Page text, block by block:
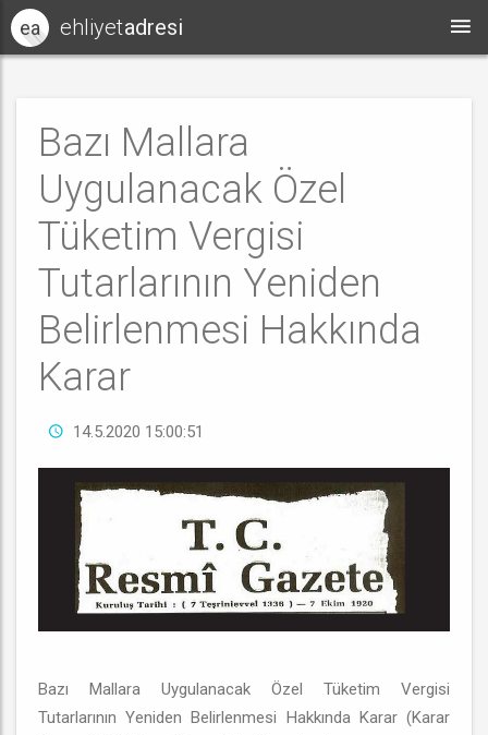
ea ehliyetadresi
Bazı Mallara
Uygulanacak Özel
Tüketim Vergisi
Tutarlarının Yeniden
Belirlenmesi Hakkında
Karar
14.5.2020 15:00:51
Bazı Mallara Uygulanacak Özel Tüketim Vergisi
Tutarlarının Yeniden Belirlenmesi Hakkında Karar (Karar